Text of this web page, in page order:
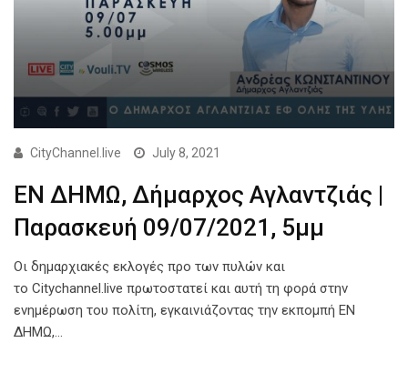
CityChannel.live July 8, 2021
ΕΝ ΔΗΜΩ, Δήμαρχος Αγλαντζιάς |
Παρασκευή 09/07/2021, 5μμ
Οι δημαρχιακές εκλογές προ των πυλών και
το Citychannel.live πρωτοστατεί και αυτή τη φορά στην
ενημέρωση του πολίτη, εγκαινιάζοντας την εκπομπή ΕΝ
ΔΗΜΩ,…